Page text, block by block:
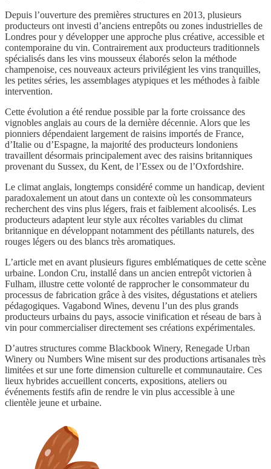
Depuis l’ouverture des premières structures en 2013, plusieurs
producteurs ont investi d’anciens entrepôts ou zones industrielles de
Londres pour y développer une approche plus créative, accessible et
contemporaine du vin. Contrairement aux producteurs traditionnels
spécialisés dans les vins mousseux élaborés selon la méthode
champenoise, ces nouveaux acteurs privilégient les vins tranquilles,
les petites séries, les assemblages atypiques et les méthodes à faible
intervention.
Cette évolution a été rendue possible par la forte croissance des
vignobles anglais au cours de la dernière décennie. Alors que les
pionniers dépendaient largement de raisins importés de France,
d’Italie ou d’Espagne, la majorité des producteurs londoniens
travaillent désormais principalement avec des raisins britanniques
provenant du Sussex, du Kent, de l’Essex ou de l’Oxfordshire.
Le climat anglais, longtemps considéré comme un handicap, devient
paradoxalement un atout dans un contexte où les consommateurs
recherchent des vins plus légers, frais et faiblement alcoolisés. Les
producteurs adaptent leur style aux récoltes variables du climat
britannique en développant notamment des pétillants naturels, des
rouges légers ou des blancs très aromatiques.
L’article met en avant plusieurs figures emblématiques de cette scène
urbaine. London Cru, installé dans un ancien entrepôt victorien à
Fulham, illustre cette volonté de rapprocher le consommateur du
processus de fabrication grâce à des visites, dégustations et ateliers
pédagogiques. Vagabond Wines, devenu l’un des plus grands
producteurs urbains du pays, associe vinification et réseau de bars à
vin pour commercialiser directement ses créations expérimentales.
D’autres structures comme Blackbook Winery, Renegade Urban
Winery ou Numbers Wine misent sur des productions artisanales très
limitées et sur une forte dimension culturelle et communautaire. Ces
lieux hybrides accueillent concerts, expositions, ateliers ou
événements festifs afin de rendre le vin plus accessible à une
clientèle jeune et urbaine.